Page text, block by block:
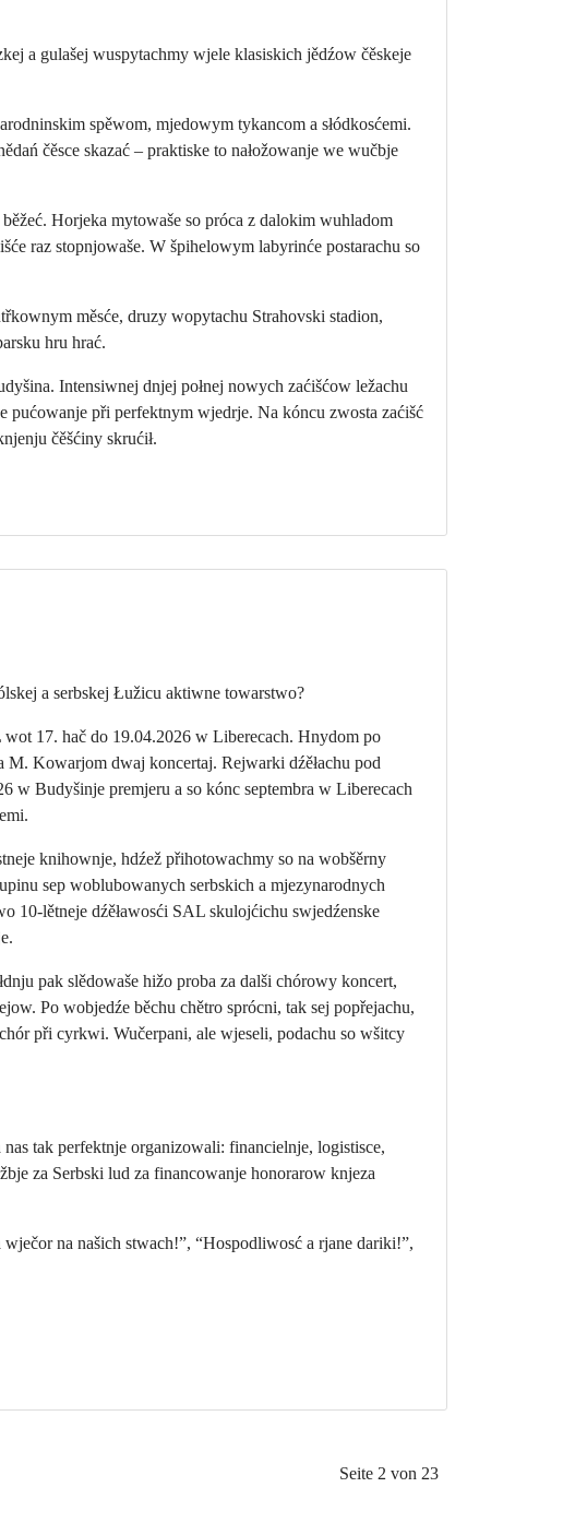
a gulašej wuspytachmy wjele klasiskich jědźow čěskeje
spěwom, mjedowym tykancom a słódkosćemi.
čěsce skazać – praktiske to nałožowanje we wučbje
Horjeka mytowaše so próca z dalokim wuhladom
raz stopnjowaše. W špihelowym labyrinće postarachu so
měsće, druzy wopytachu Strahovski stadion,
hru hrać.
Intensiwnej dnjej połnej nowych zaćišćow ležachu
pućowanje při perfektnym wjedrje. Na kóncu zwosta zaćišć
čěšćiny skrućił.
a serbskej Łužicu aktiwne towarstwo?
17. hač do 19.04.2026 w Liberecach. Hnydom po
M. Kowarjom dwaj koncertaj. Rejwarki dźěłachu pod
w Budyšinje premjeru a so kónc septembra w Liberecach
knihownje, hdźež přihotowachmy so na wobšěrny
sep woblubowanych serbskich a mjezynarodnych
10-lětneje dźěławosći SAL skulojćichu swjedźenske
pak slědowaše hižo proba za dalši chórowy koncert,
Po wobjedźe běchu chětro sprócni, tak sej popřejachu,
při cyrkwi. Wučerpani, ale wjeseli, podachu so wšitcy
tak perfektnje organizowali: financielnje, logistisce,
za Serbski lud za financowanje honorarow knjeza
na našich stwach!”, “Hospodliwosć a rjane dariki!”,
Seite 2 von 23